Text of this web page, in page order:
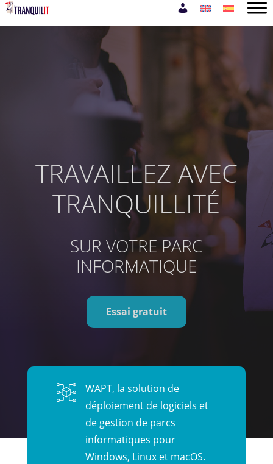
TRAVAILLEZ AVEC
TRANQUILLITÉ
SUR VOTRE PARC
INFORMATIQUE
Essai gratuit
WAPT, la solution de
déploiement de logiciels et
de gestion de parcs
informatiques pour
Windows, Linux et macOS.